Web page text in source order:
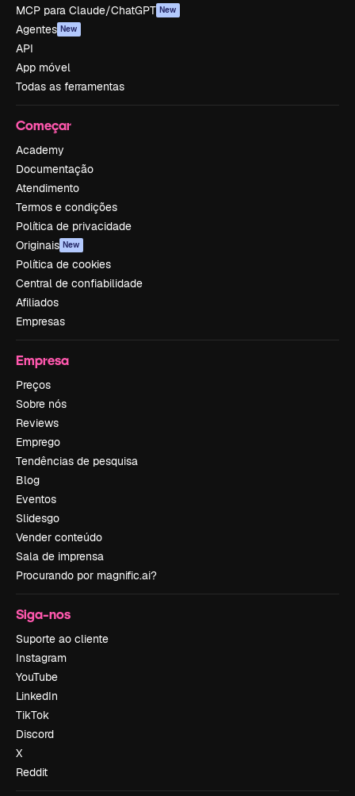
MCP para Claude/ChatGPT New
Agentes New
API
App móvel
Todas as ferramentas
Começar
Academy
Documentação
Atendimento
Termos e condições
Política de privacidade
Originais New
Política de cookies
Central de confiabilidade
Afiliados
Empresas
Empresa
Preços
Sobre nós
Reviews
Emprego
Tendências de pesquisa
Blog
Eventos
Slidesgo
Vender conteúdo
Sala de imprensa
Procurando por magnific.ai?
Siga-nos
Suporte ao cliente
Instagram
YouTube
LinkedIn
TikTok
Discord
X
Reddit